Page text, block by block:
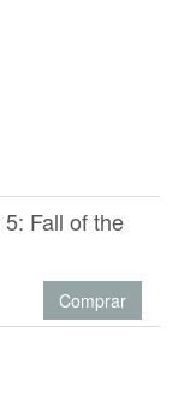
Fall of the
Comprar